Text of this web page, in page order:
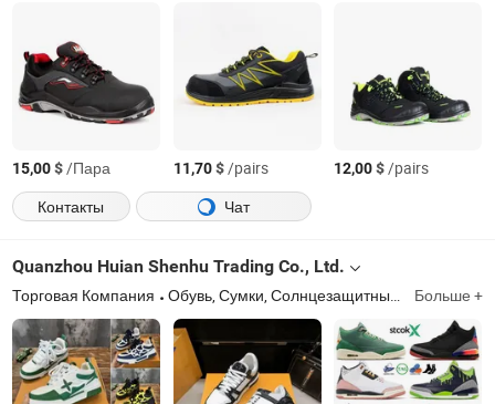
15,00$/Пара 11,70$/pairs 12,00$/pairs
Контакты
Чат
Quanzhou Huian Shenhu Trading Co., Ltd.
Торговая Компания Обувь, Сумки, Солнцезащитные очки, Куртка, Деловая одежда, Худи, Часы, Футболка Больше +